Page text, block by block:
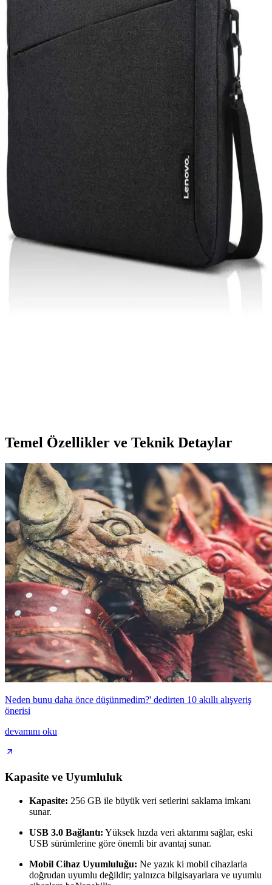
Güncel Teknolojik Gelişmeler ve Windows
Güncellemelerinin Cihaz Performansına Etkisi
Güncellemeler, cihaz performansı ve güvenliği için kritik olup,
Windows sistemleri otomatik veya manuel güncelleme
seçenekleriyle kullanıcılara esneklik sunar.
iPhone 15 Pro ve Mac Entegrasyonu: Güncel
Teknolojide Yeni Bir Dönem
iPhone 15 Pro ve Mac'in entegre özellikleri, gelişmiş tasarım ve
performans ile kullanıcıların deneyimini artırıyor, ekosistem
avantajlarıyla günlük ve profesyonel kullanımda fark yaratıyor.
Acer Oyuncu Laptopları: Yüksek Performans ve
Dayanıklılık Sunan Modeller
Acer'ın oyuncu laptopları yüksek grafik gücü ve gelişmiş
donanımlarıyla öne çıkar. Predator serisi ile profesyonel kullanım ve
oyun performansı bir arada sunulur, uygun fiyat ve çeşitli modellerle
erişilebilirlik sağlar.
Bilgisayar Güç Kablosu Seçimi ve Güvenlik
Standartları Hakkında Kapsamlı Rehber
Temel Özellikler ve Teknik Detaylar
Neden bunu daha önce düşünmedim?' dedirten 10 akıllı alışveriş
önerisi
devamını oku
Kapasite ve Uyumluluk
Kapasite: 256 GB ile büyük veri setlerini saklama imkanı
sunar.
USB 3.0 Bağlantı: Yüksek hızda veri aktarımı sağlar, eski
USB sürümlerine göre önemli bir avantaj sunar.
Mobil Cihaz Uyumluluğu: Ne yazık ki mobil cihazlarla
doğrudan uyumlu değildir; yalnızca bilgisayarlara ve uyumlu